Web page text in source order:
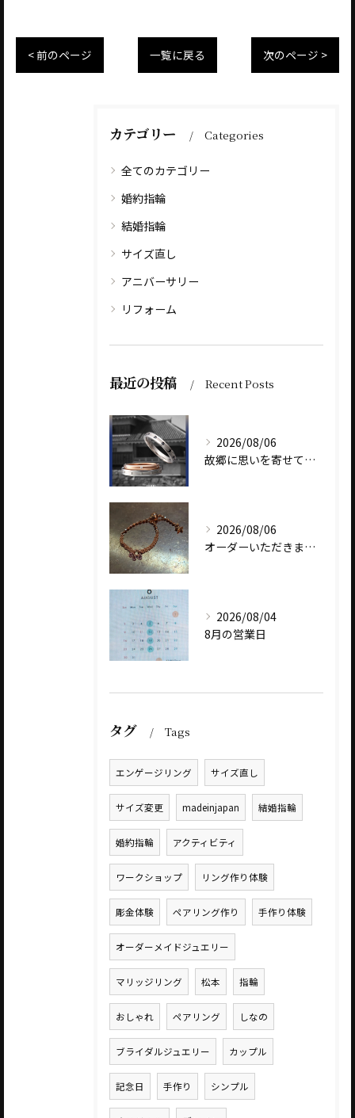
< 前のページ 一覧に戻る 次のページ >
カテゴリー Categories
全てのカテゴリー
婚約指輪
結婚指輪
サイズ直し
アニバーサリー
リフォーム
最近の投稿 Recent Posts
2026/08/06
故郷に思いを寄せて～オリジナルブランド【Shinano(しな...
2026/08/06
オーダーいただきました、AbHeri 『dew 露』の新作で...
2026/08/04
8月の営業日
タグ Tags
エンゲージリング サイズ直し
サイズ変更 madeinjapan 結婚指輪
婚約指輪 アクティビティ
ワークショップ リング作り体験
彫金体験 ペアリング作り 手作り体験
オーダーメイドジュエリー
マリッジリング 松本 指輪
おしゃれ ペアリング しなの
ブライダルジュエリー カップル
記念日 手作り シンプル